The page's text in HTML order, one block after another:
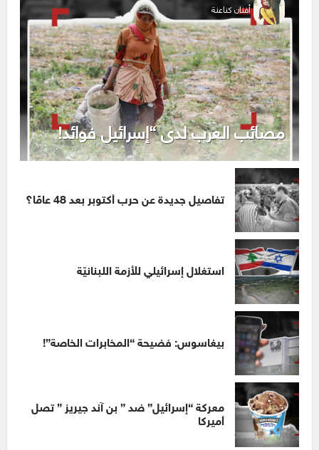
أفنان كناعنة
مصائب العرب لدى “إسرائيل فوائد!
تفاصيل جديدة عن حرب أكتوبر بعد 48 عامًا؟
استغلال إسرائيلي للأزمة اللبنانيّة
بيغاسوس: فضيحة “المخابرات الخاصة”!
معركة “إسرائيل” ضد ” بن آند جيريز ” تصل
أميركا